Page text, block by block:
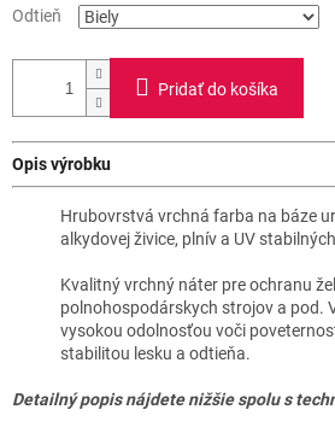
Odtieň
Pridať do košíka
Opis výrobku
Hrubovrstvá vrchná farba na báze
alkydovej živice, plnív a UV
Kvalitný vrchný náter pre ochranu
polnohospodárskych strojov a pod.
vysokou odolnosťou voči
stabilitou lesku a odtieňa.
Detailný popis nájdete nižšie spolu s